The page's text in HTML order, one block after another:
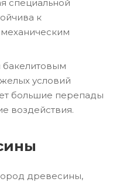
специальной
к
бакелитовым
условий
большие перепады
воздействия.
древесины,